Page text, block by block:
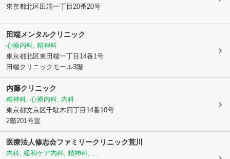
東京都北区田端一丁目20番20号
田端メンタルクリニック
心療内科, 精神科
東京都北区東田端一丁目14番1号
田端クリニックモール3階
内藤クリニック
精神科, 心療内科, 内科
東京都文京区千駄木四丁目14番10号
2階201号室
医療法人修志会ファミリークリニック荒川
内科, 緩和ケア内科, 精神科, ...